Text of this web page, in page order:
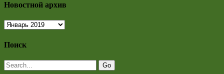
Новостной архив
Новостной
Поиск